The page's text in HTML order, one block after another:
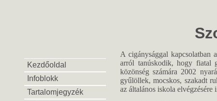
Kezdőoldal
Infoblokk
Tartalomjegyzék
A cigánysággal kapcsolatban
arról tanúskodik, hogy fiatal
közönség számára 2002
gyűlöllek, mocskos, szakadt
az általános iskola elvégzésére